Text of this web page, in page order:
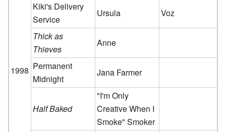
1998
Kiki's Delivery
Service
Ursula
Voz
Thick as
Thieves
Anne
Permanent
Midnight
Jana Farmer
Half Baked
"I'm Only
Creative When I
Smoke" Smoker